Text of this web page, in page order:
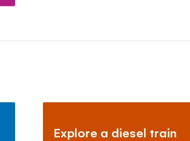
Explore a diesel train